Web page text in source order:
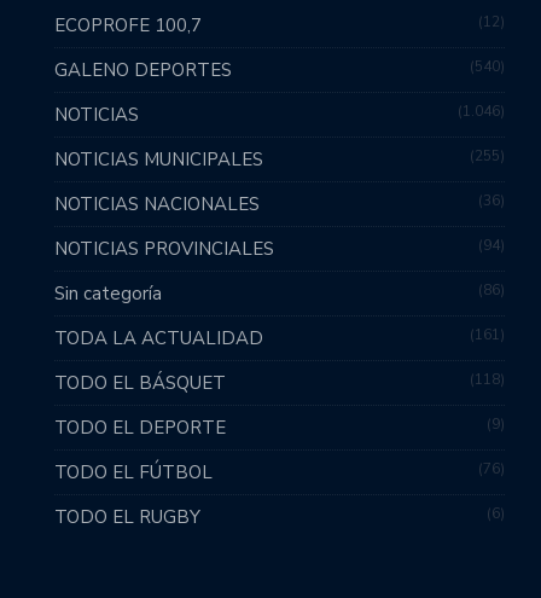
ECOPROFE 100,7 12
GALENO DEPORTES 540
NOTICIAS 1.046
NOTICIAS MUNICIPALES 255
NOTICIAS NACIONALES 36
NOTICIAS PROVINCIALES 94
Sin categoría 86
TODA LA ACTUALIDAD 161
TODO EL BÁSQUET 118
TODO EL DEPORTE 9
TODO EL FÚTBOL 76
TODO EL RUGBY 6